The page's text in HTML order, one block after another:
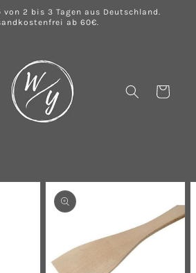
von 2 bis 3 Tagen aus Deutschland.
ab 60€.
Warenkorb